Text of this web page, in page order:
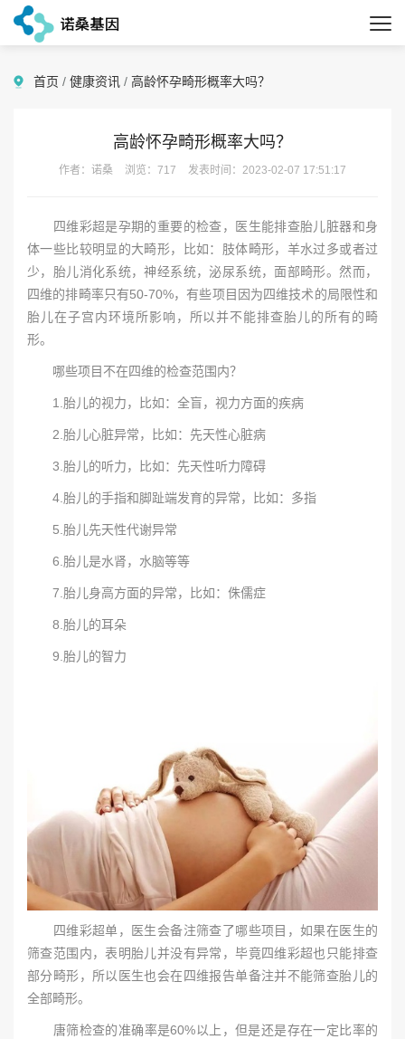
首页 / 健康资讯 / 高龄怀孕畸形概率大吗？
高龄怀孕畸形概率大吗？
作者：诺桑 浏览：717 发表时间：2023-02-07 17:51:17
四维彩超是孕期的重要的检查，医生能排查胎儿脏器和身
体一些比较明显的大畸形，比如：肢体畸形，羊水过多或者过
少，胎儿消化系统，神经系统，泌尿系统，面部畸形。然而，
四维的排畸率只有50-70%，有些项目因为四维技术的局限性和
胎儿在子宫内环境所影响，所以并不能排查胎儿的所有的畸
形。
哪些项目不在四维的检查范围内？
1.胎儿的视力，比如：全盲，视力方面的疾病
2.胎儿心脏异常，比如：先天性心脏病
3.胎儿的听力，比如：先天性听力障碍
4.胎儿的手指和脚趾端发育的异常，比如：多指
5.胎儿先天性代谢异常
6.胎儿是水肾，水脑等等
7.胎儿身高方面的异常，比如：侏儒症
8.胎儿的耳朵
9.胎儿的智力
四维彩超单，医生会备注筛查了哪些项目，如果在医生的
筛查范围内，表明胎儿并没有异常，毕竟四维彩超也只能排查
部分畸形，所以医生也会在四维报告单备注并不能筛查胎儿的
全部畸形。
唐筛检查的准确率是60%以上，但是还是存在一定比率的